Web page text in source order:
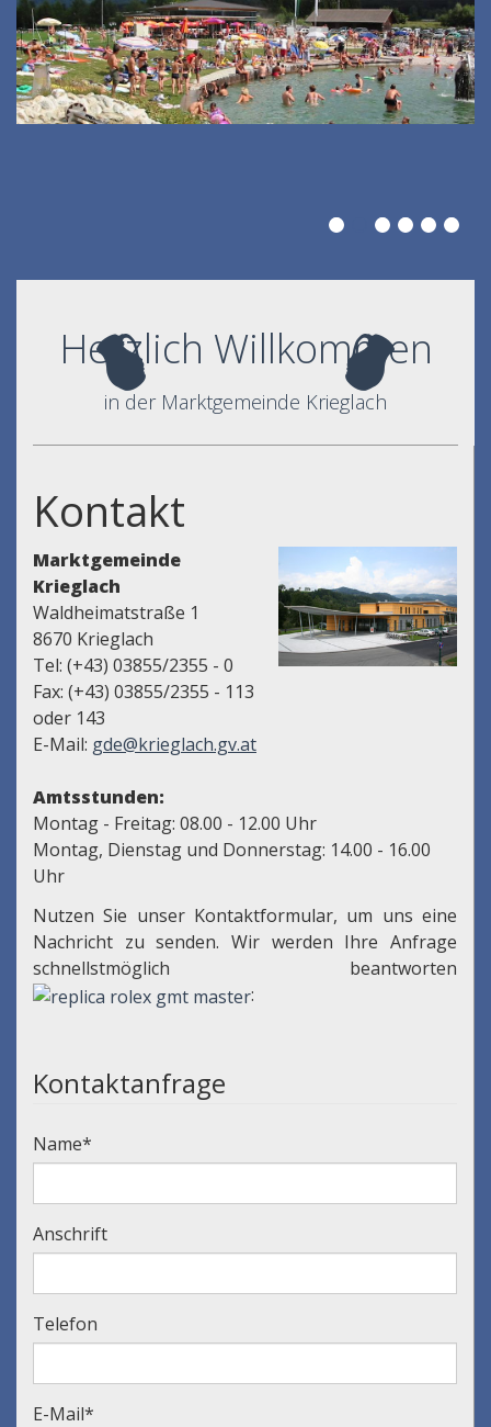
Herzlich Willkommen
in der Marktgemeinde Krieglach
Kontakt
Marktgemeinde
Krieglach
Waldheimatstraße 1
8670 Krieglach
Tel: (+43) 03855/2355 - 0
Fax: (+43) 03855/2355 - 113
oder 143
E-Mail: gde@krieglach.gv.at
Amtsstunden:
Montag - Freitag: 08.00 - 12.00 Uhr
Montag, Dienstag und Donnerstag: 14.00 - 16.00
Uhr
Nutzen Sie unser Kontaktformular, um uns eine
Nachricht zu senden. Wir werden Ihre Anfrage
schnellstmöglich beantworten
:
Kontaktanfrage
Name*
Anschrift
Telefon
E-Mail*